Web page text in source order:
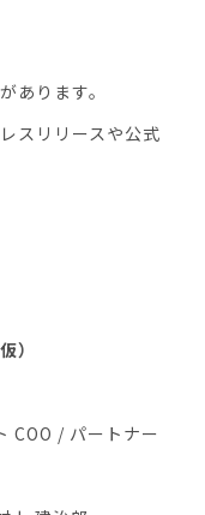
あります。
スリリースや公式
）
COO / パートナー